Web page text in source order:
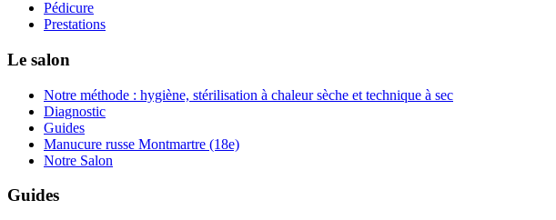
Pédicure
Prestations
Le salon
Notre méthode : hygiène, stérilisation à chaleur sèche et technique à sec
Diagnostic
Guides
Manucure russe Montmartre (18e)
Notre Salon
Guides